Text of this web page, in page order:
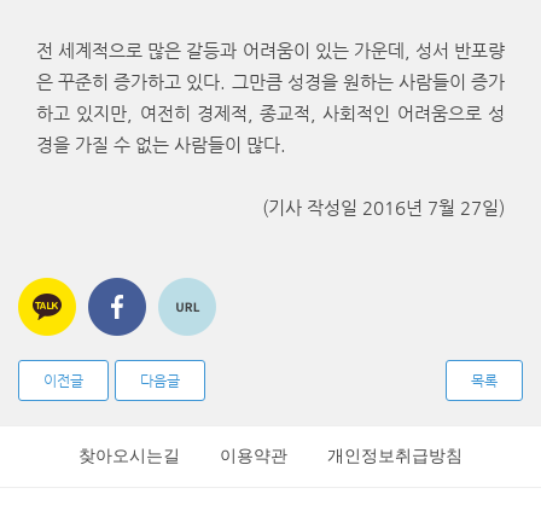
전 세계적으로 많은 갈등과 어려움이 있는 가운데, 성서 반포량
은 꾸준히 증가하고 있다. 그만큼 성경을 원하는 사람들이 증가
하고 있지만, 여전히 경제적, 종교적, 사회적인 어려움으로 성
경을 가질 수 없는 사람들이 많다.
(기사 작성일 2016년 7월 27일)
이전글 다음글 목록
찾아오시는길 이용약관 개인정보취급방침